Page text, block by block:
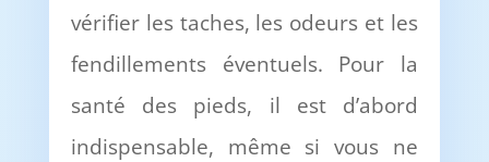
vérifier les taches, les odeurs et les
fendillements éventuels. Pour la
santé des pieds, il est d’abord
indispensable, même si vous ne